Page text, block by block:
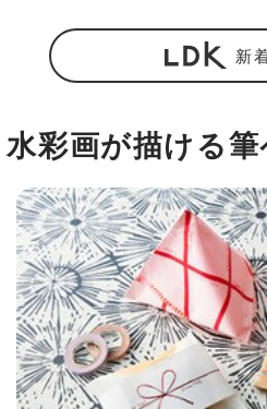
新
水彩画が描ける